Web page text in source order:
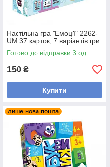
Настільна гра "Емоції" 2262-
UM 37 карток, 7 варіантів гри
Готово до відправки 3 од.
150 ₴
Купити
лише нова пошта